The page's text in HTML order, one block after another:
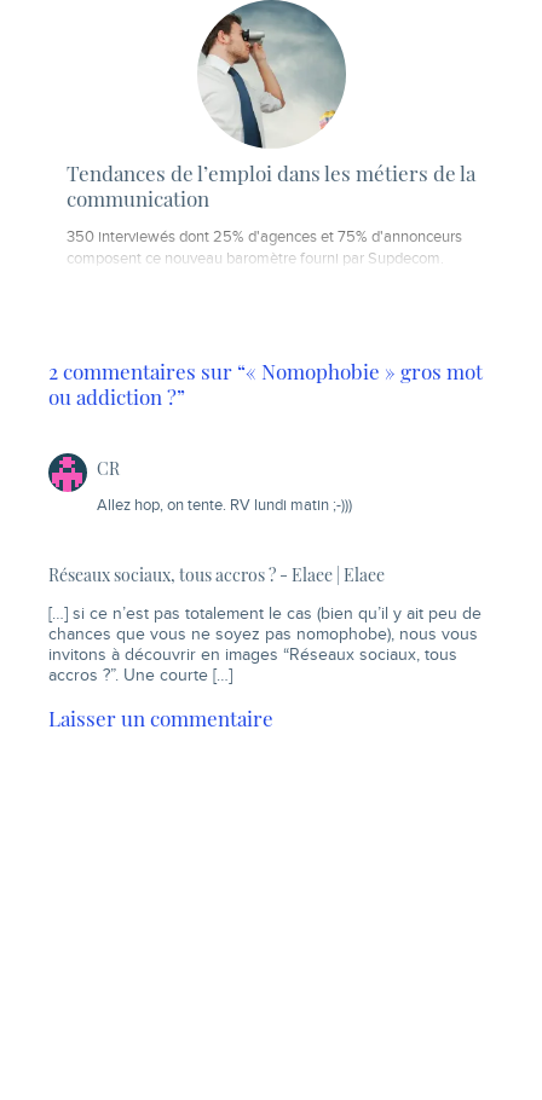
Tendances de l’emploi dans les métiers de la
communication
350 interviewés dont 25% d'agences et 75% d'annonceurs
composent ce nouveau baromètre fourni par Supdecom.
2 commentaires sur “« Nomophobie » gros mot
ou addiction ?”
CR
Allez hop, on tente. RV lundi matin ;-)))
Réseaux sociaux, tous accros ? - Elaee | Elaee
[…] si ce n’est pas totalement le cas (bien qu’il y ait peu de
chances que vous ne soyez pas nomophobe), nous vous
invitons à découvrir en images “Réseaux sociaux, tous
accros ?”. Une courte […]
Laisser un commentaire